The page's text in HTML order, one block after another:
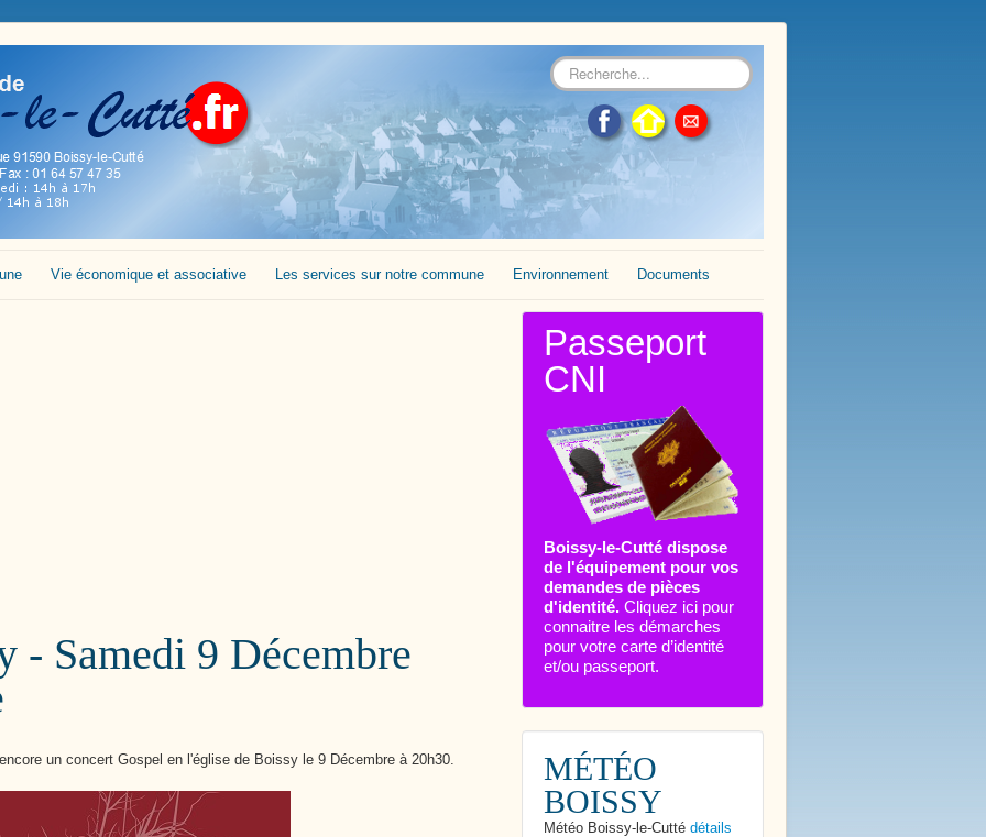
Rechercher
Vie économique et associative Les services sur notre commune Environnement Documents
- Samedi 9 Décembre
un concert Gospel en l'église de Boissy le 9 Décembre à 20h30.
Passeport
CNI
Boissy-le-Cutté dispose
de l'équipement pour vos
demandes de pièces
d'identité. Cliquez ici pour
connaitre les démarches
pour votre carte d’identité
et/ou passeport.
MÉTÉO
BOISSY
Météo Boissy-le-Cutté détails